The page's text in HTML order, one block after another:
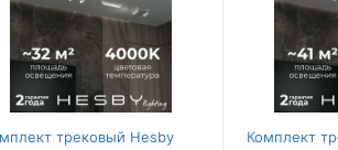
трековый Hesby
Комплект